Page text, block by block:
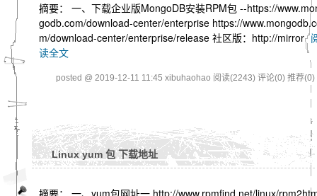
摘要： 一、下载企业版MongoDB安装RPM包 --https://
godb.com/download-center/enterprise https://
m/download-center/enterprise/release 社区版：http://mirror
读全文
posted @ 2019-12-11 11:45 xibuhaohao 阅读(2243) 评论(0) 推荐(0)
Linux yum 包 下载地址
摘要： 一、yum包网址一 http://www.rpmfind.net/linux/